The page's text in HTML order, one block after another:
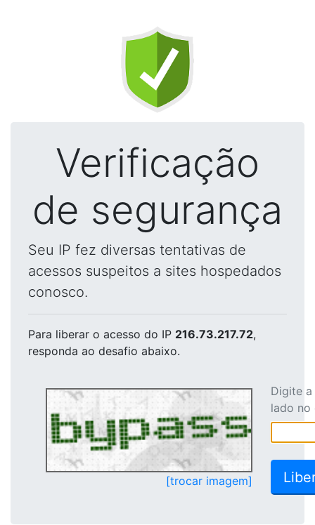
Verificação
de segurança
Seu IP fez diversas tentativas de
acessos suspeitos a sites hospedados
conosco.
Para liberar o acesso do IP 216.73.217.72,
responda ao desafio abaixo.
[trocar imagem]
Digite
lado no